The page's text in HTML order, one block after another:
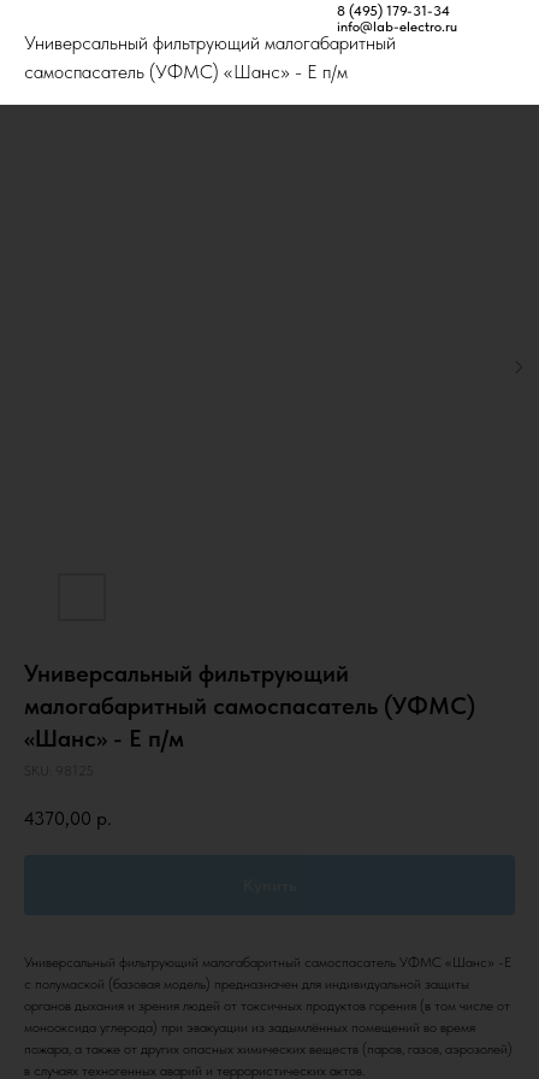
Пожарное оборудование
Универсальный фильтрующий малогабаритный
самоспасатель (УФМС) «Шанс» - Е п/м
8 (495) 179-31-34
info@lab-electro.ru
Универсальный фильтрующий
малогабаритный самоспасатель (УФМС)
«Шанс» - Е п/м
SKU:
4370,00 р.
Универсальный фильтрующий малогабаритный самоспасатель УФМС «Шанс» -Е
с полумаской (базовая модель) предназначен для индивидуальной защиты
органов дыхания и зрения людей от токсичных продуктов горения (в том числе от
монооксида углерода) при эвакуации из задымлённых помещений во время
пожара, а также от других опасных химических веществ (паров, газов, аэрозолей)
в случаях техногенных аварий и террористических актов.